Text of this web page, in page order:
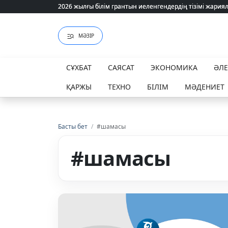
2026 жылғы білім грантын иеленгендердің тізімі
2026 жылғы білім грантын иеленгендердің тізімі
МӘЗІР
СҰХБАТ САЯСАТ ЭКОНОМИКА
ҚАРЖЫ
ТЕХНО БІЛІМ МӘДЕНИЕТ
Басты бет / #шамасы
#шамасы